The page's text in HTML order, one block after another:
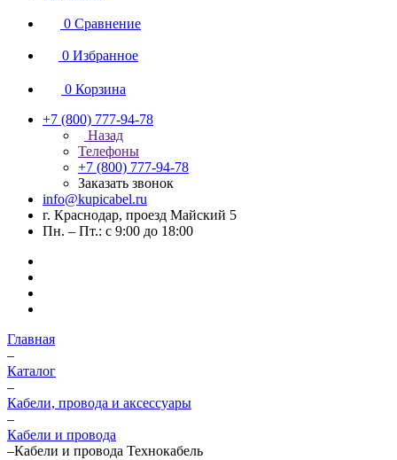
0 Сравнение
0 Избранное
0 Корзина
+7 (800) 777-94-78
Назад
Телефоны
+7 (800) 777-94-78
Заказать звонок
info@kupicabel.ru
г. Краснодар, проезд Майский 5
Пн. – Пт.: с 9:00 до 18:00
Главная
–
Каталог
–
Кабели, провода и аксессуары
–
Кабели и провода
–Кабели и провода Технокабель